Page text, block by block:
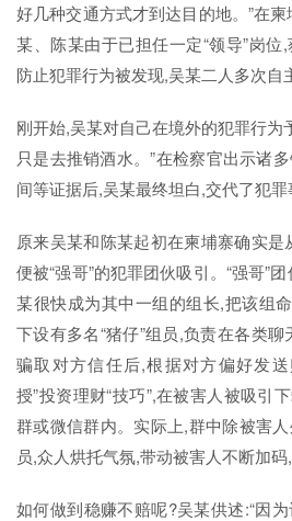
好几种交通方式才到达目的地。”在
某、陈某由于已担任一定“领导”岗
防止犯罪行为被发现,吴某二人多次自
刚开始,吴某对自己在境外的犯罪行为
只是去推销酒水。”在检察官出示诸
间等证据后,吴某最终坦白,交代了犯罪
原来吴某和陈某起初在柬埔寨确实是
便被“强哥”的犯罪团伙吸引。“强哥”
某很快成为其中一组的组长,把该组
下设有多名“猪仔”组员,负责在各类
骗取对方信任后,根据对方偏好发
授”投资理财“技巧”,在被害人被吸引
群或微信群内。实际上,群中除被害
员,众人烘托气氛,带动被害人不断加码,
如何做到稳赚不赔呢?吴某供述:“因